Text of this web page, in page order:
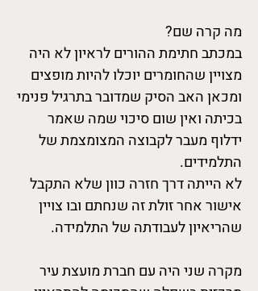
מה קרה שם?
במכתב חתימת ההורים לראיון לא היה
מצויין שהחומרים יוכלו להיות מופצים
ומכאן האב הסיק שמדובר בתרגיל פנימי
בכיתה ואין שום סיכוי שמה שאמר
ידלוף מעבר לקבוצה המצומצמת של
התלמידים.
לא הייתה דרך חזרה כוון שלא התקבל
אישור אחר זולת זה שנחתם ובו צויין
שהריאיון לעבודתה של התלמידה.
מקרה שני היה עם חברת מועצת עיר